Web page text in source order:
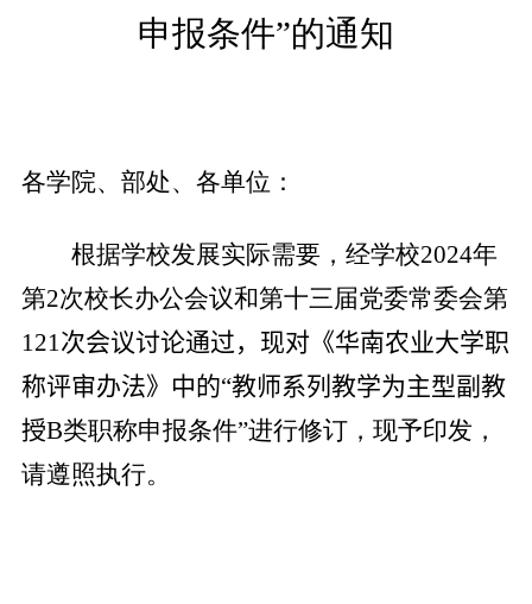
申报条件”的通知
各学院、部处、各单位：
根据学校发展实际需要，经学校2024年
第2次校长办公会议和第十三届党委常委会第
121次会议讨论通过，现对《华南农业大学职
称评审办法》中的“教师系列教学为主型副教
授B类职称申报条件”进行修订，现予印发，
请遵照执行。